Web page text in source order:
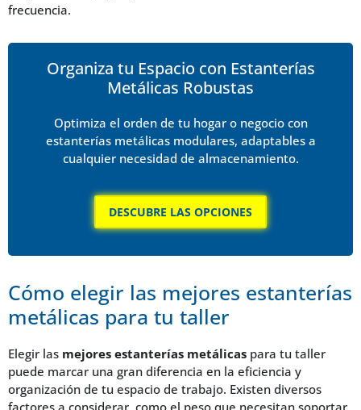
frecuencia.
Organiza tu Espacio con Estanterías
Metálicas Robustas
Optimiza el orden de tu hogar o negocio con
estanterías metálicas modulares, adaptables a
cualquier necesidad de almacenamiento.
DESCUBRE LAS OPCIONES
Cómo elegir las mejores estanterías
metálicas para tu taller
Elegir las mejores estanterías metálicas para tu taller
puede marcar una gran diferencia en la eficiencia y
organización de tu espacio de trabajo. Existen diversos
factores a considerar, como el peso que necesitan soportar,